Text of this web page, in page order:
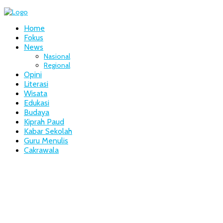
Home
Fokus
News
Nasional
Regional
Opini
Literasi
Wisata
Edukasi
Budaya
Kiprah Paud
Kabar Sekolah
Guru Menulis
Cakrawala